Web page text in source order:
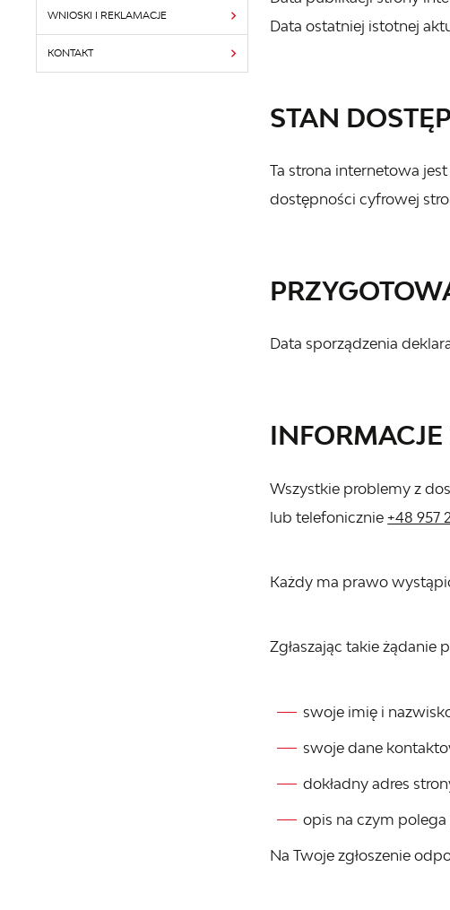
WNIOSKI I REKLAMACJE
KONTAKT
Data ostatniej istotnej
STAN
Ta strona internetowa
dostępności cyfrowej
Data sporządzenia
Wszystkie problemy z
lub telefonicznie+48 957
Każdy ma prawo
Zgłaszając takie żądanie
swoje imię i
swoje dane
dokładny adres
opis na czym
Na Twoje zgłoszenie